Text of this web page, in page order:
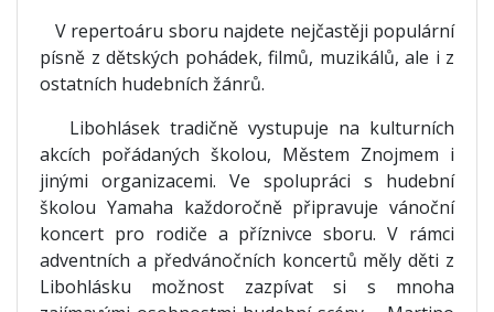
V repertoáru sboru najdete nejčastěji populární
písně z dětských pohádek, filmů, muzikálů, ale i z
ostatních hudebních žánrů.
Libohlásek tradičně vystupuje na kulturních
akcích pořádaných školou, Městem Znojmem i
jinými organizacemi. Ve spolupráci s hudební
školou Yamaha každoročně připravuje vánoční
koncert pro rodiče a příznivce sboru. V rámci
adventních a předvánočních koncertů měly děti z
Libohlásku možnost zazpívat si s mnoha